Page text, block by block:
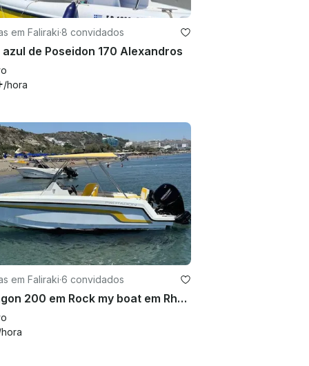
em Faliraki·8 convidados
azul de Poseidon 170 Alexandros
/hora
em Faliraki·6 convidados
Protagon 200 em Rock my boat em Rhodes